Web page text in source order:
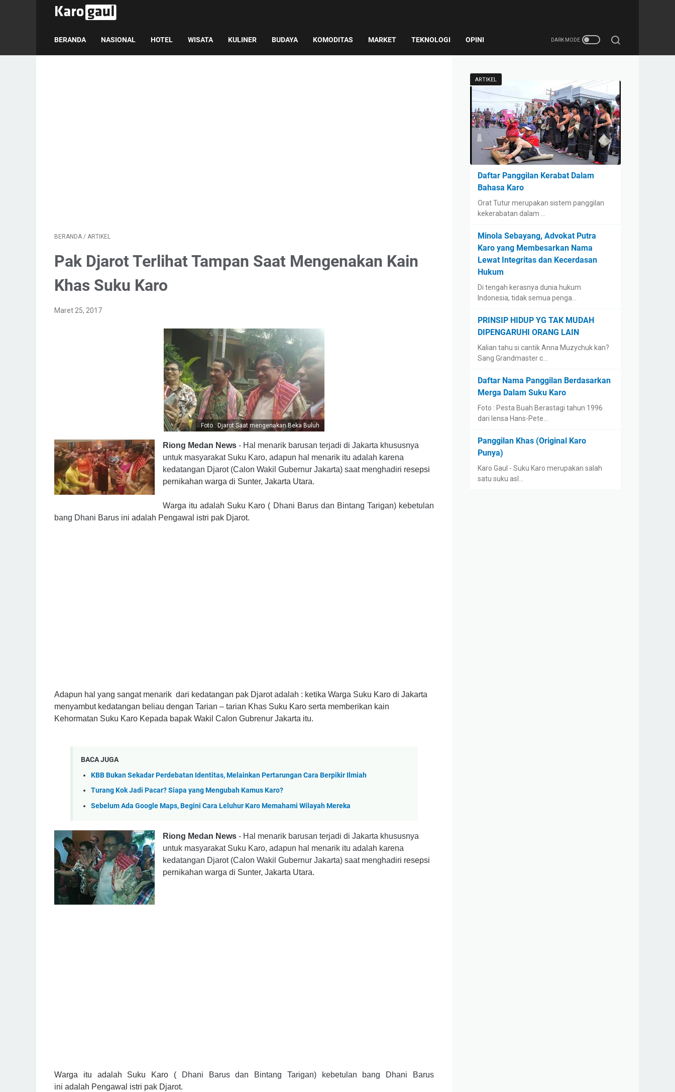
BERANDA NASIONAL HOTEL WISATA KULINER BUDAYA KOMODITAS MARKET TEKNOLOGI OPINI
BERANDA / ARTIKEL
Pak Djarot Terlihat Tampan Saat Mengenakan Kain
Khas Suku Karo
Maret 25, 2017
Foto : Djarot Saat mengenakan Beka Buluh
Riong Medan News - Hal menarik barusan terjadi di Jakarta khususnya
untuk masyarakat Suku Karo, adapun hal menarik itu adalah karena
kedatangan Djarot (Calon Wakil Gubernur Jakarta) saat menghadiri resepsi
pernikahan warga di Sunter, Jakarta Utara.
Warga itu adalah Suku Karo ( Dhani Barus dan Bintang Tarigan) kebetulan
bang Dhani Barus ini adalah Pengawal istri pak Djarot.
Adapun hal yang sangat menarik dari kedatangan pak Djarotadalah : ketika Warga Suku Karo di Jakarta
menyambut kedatangan beliau dengan Tarian – tarian Khas Suku Karo serta memberikan kain
Kehormatan Suku Karo Kepada bapak Wakil Calon Gubrenur Jakarta itu.
BACA JUGA
KBB Bukan Sekadar Perdebatan Identitas, Melainkan Pertarungan Cara Berpikir Ilmiah
Turang Kok Jadi Pacar? Siapa yang Mengubah Kamus Karo?
Sebelum Ada Google Maps, Begini Cara Leluhur Karo Memahami Wilayah Mereka
Riong Medan News - Hal menarik barusan terjadi di Jakarta khususnya
untuk masyarakat Suku Karo, adapun hal menarik itu adalah karena
kedatangan Djarot (Calon Wakil Gubernur Jakarta) saat menghadiri resepsi
pernikahan warga di Sunter, Jakarta Utara.
Warga itu adalah Suku Karo (
Dhani Barus dan Bintang Tarigan) kebetulan bang Dhani Barus
ini adalah Pengawal istri pak Djarot.
ARTIKEL
Daftar Panggilan Kerabat Dalam
Bahasa Karo
Orat Tutur merupakan sistem panggilan
kekerabatan dalam …
Minola Sebayang, Advokat Putra
Karo yang Membesarkan Nama
Lewat Integritas dan Kecerdasan
Hukum
Di tengah kerasnya dunia hukum
Indonesia, tidak semua penga…
PRINSIP HIDUP YG TAK MUDAH
DIPENGARUHI ORANG LAIN
Kalian tahu si cantik Anna Muzychuk kan?
Sang Grandmaster c…
Daftar Nama Panggilan Berdasarkan
Merga Dalam Suku Karo
Foto : Pesta Buah Berastagi tahun 1996
dari lensa Hans-Pete…
Panggilan Khas (Original Karo
Punya)
Karo Gaul - Suku Karo merupakan salah
satu suku asl…